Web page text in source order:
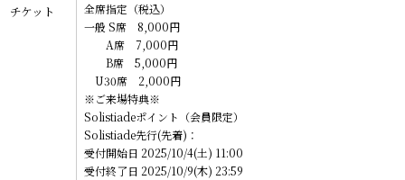
チケット
全席指定（税込）
一般 S席 8,000円
A席 7,000円
B席 5,000円
U30席 2,000円
※ご来場特典※
Solistiadeポイント（会員限定）
Solistiade先行(先着)：
受付開始日 2025/10/4(土) 11:00
受付終了日 2025/10/9(木) 23:59